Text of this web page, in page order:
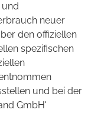
und
neuer
den offiziellen
spezifischen
und bei der
GmbH'